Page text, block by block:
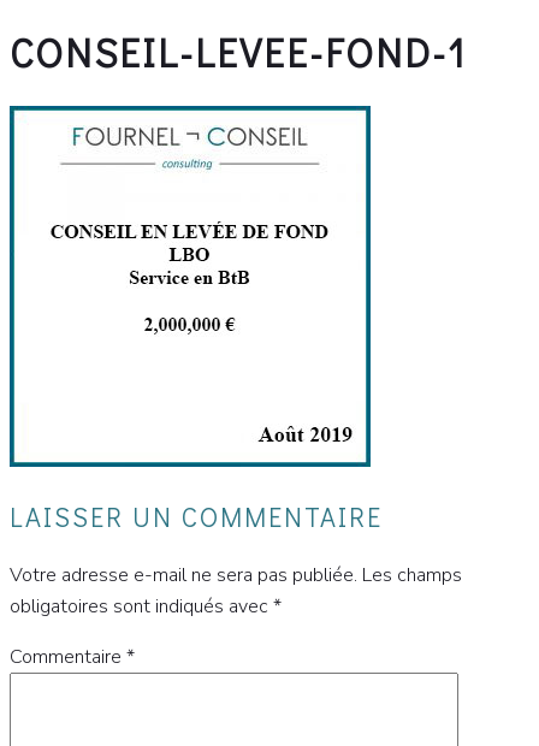
CONSEIL-LEVEE-FOND-1
LAISSER UN COMMENTAIRE
Votre adresse e-mail ne sera pas publiée. Les champs
obligatoires sont indiqués avec *
Commentaire *